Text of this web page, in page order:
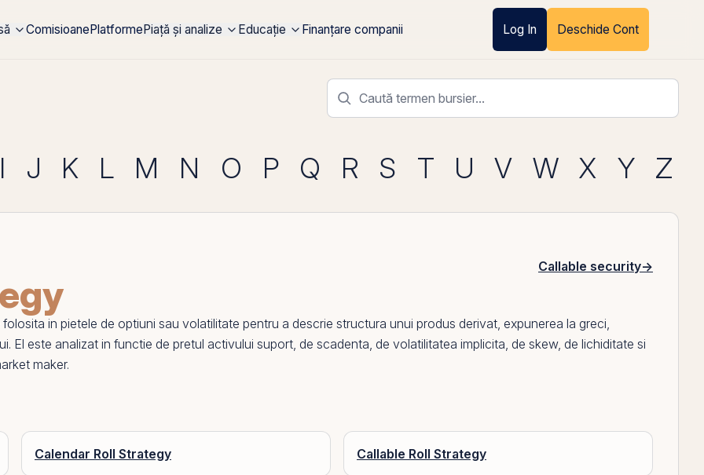
ComisioanePlatformePiață și analize Educație Finanțare companii Log In Deschide Cont
I J K L M N O P Q R S T U V W X Y Z
Callable security→
in pietele de optiuni sau volatilitate pentru a descrie structura unui produs derivat, expunerea la greci,
El este analizat in functie de pretul activului suport, de scadenta, de volatilitatea implicita, de skew, de lichiditate si
maker.
Calendar Roll Strategy Callable Roll Strategy